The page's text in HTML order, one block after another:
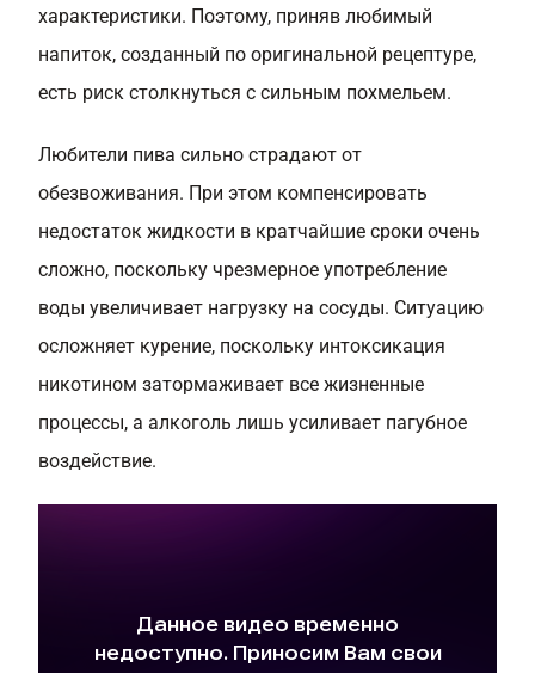
характеристики. Поэтому, приняв любимый
напиток, созданный по оригинальной рецептуре,
есть риск столкнуться с сильным похмельем.
Любители пива сильно страдают от
обезвоживания. При этом компенсировать
недостаток жидкости в кратчайшие сроки очень
сложно, поскольку чрезмерное употребление
воды увеличивает нагрузку на сосуды. Ситуацию
осложняет курение, поскольку интоксикация
никотином затормаживает все жизненные
процессы, а алкоголь лишь усиливает пагубное
воздействие.